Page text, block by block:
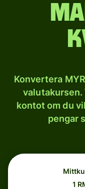
Konvertera
kontot om du
pengar
1